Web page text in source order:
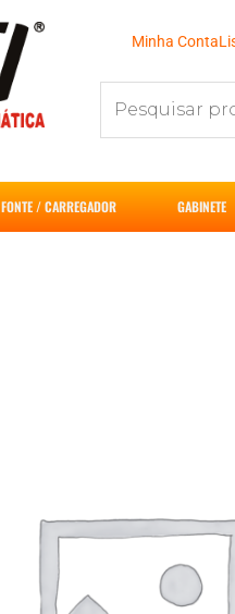
Minha Conta
por:
FONTE / CARREGADOR GABINETE